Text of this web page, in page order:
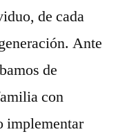
de cada
Ante
de
con
implementar